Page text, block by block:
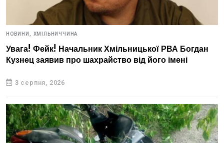
НОВИНИ, ХМІЛЬНИЧЧИНА
Увага! Фейк! Начальник Хмільницької РВА Богдан
Кузнец заявив про шахрайство від його імені
3 серпня, 2026